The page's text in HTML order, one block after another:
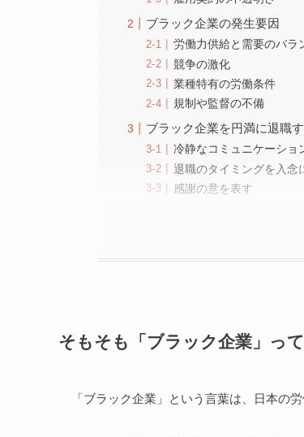
ブラック企業の発生要因
労働力供給と需要のバラ
競争の激化
業種特有の労働条件
規制や監督の不備
ブラック企業を円満に退職
冷静なコミュニケーショ
退職のタイミングを入念
感謝の意を表す
そもそも「ブラック企業」っ
「ブラック企業」という言葉は、日本の